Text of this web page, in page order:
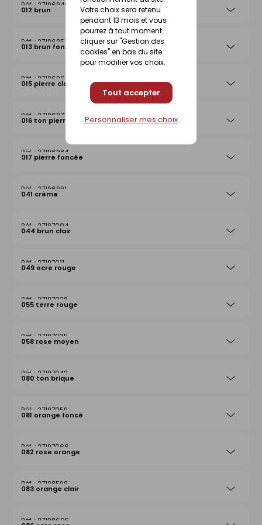
Votre choix sera retenu
pendant 13 mois et vous
pourrez à tout moment
cliquer sur "Gestion des
cookies" en bas du site
pour modifier vos choix.
Tout accepter
Personnaliser mes choix
27196946
012 brun
27196953
013 brun foncé
27196960
015 pierre claire
27196977
016 ton pierre
27196984
017 pierre foncée
27196991
041 crème
27197004
044 brun clair
27197011
049 ocre rouge
27197028
055 terre rouge
27197035
058 rose moyen
27197042
080 ton brique
27197059
081 orange foncé
27197066
082 rose orange
27198599
083 orange clair
27198605